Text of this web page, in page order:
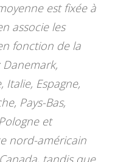
est fixée à
associe les
fonction de la
Italie, Espagne,
Pays-Bas,
et
nord-américain